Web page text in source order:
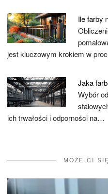
Ile farby
jest kluczowym krokiem w
Jaka
Wybór
ich trwałości i odporności na…
MOŻE CI